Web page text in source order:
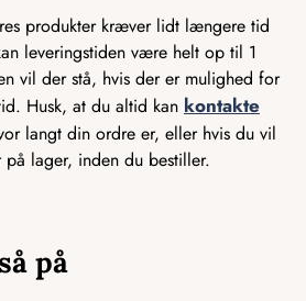
produkter kræver lidt længere tid
leveringstiden være helt op til 1
vil der stå, hvis der er mulighed for
Husk, at du altid kan kontakte
langt din ordre er, eller hvis du vil
lager, inden du bestiller.
på